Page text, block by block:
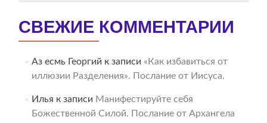
СВЕЖИЕ КОММЕНТАРИИ
Аз есмь Георгий к записи «Как избавиться от
иллюзии Разделения». Послание от Иисуса.
Илья к записи Манифестируйте себя
Божественной Силой. Послание от Архангела